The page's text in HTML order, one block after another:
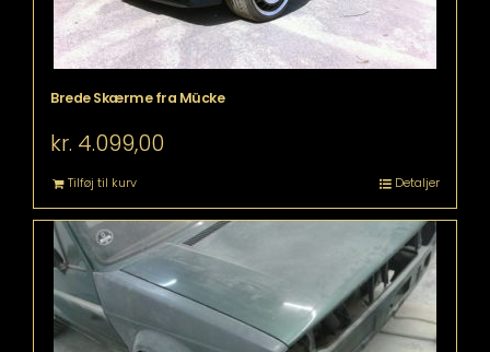
Brede Skærme fra Mücke
kr. 4.099,00
Tilføj til kurv Detaljer